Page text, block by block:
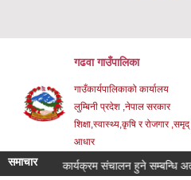
गढवा गाउँपालिका
गाउँकार्यपालिकाको कार्यालय
लुम्बिनी प्रदेश ,नेपाल सरकार
शिक्षा,स्वास्थ्य,कृषि र रोजगार
आधार
समाचार
सुनुवाई कार्यक्रम संचालन हुने सम्बन्धि